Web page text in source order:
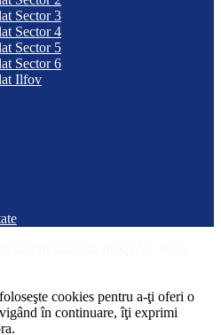
Sector 3
Sector 4
Sector 5
Sector 6
Ilfov
cookies pentru a-ţi oferi o
în continuare, îţi exprimi